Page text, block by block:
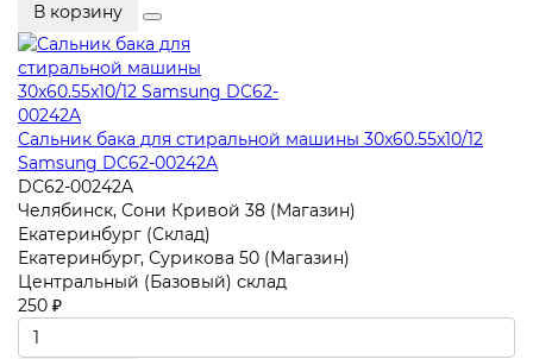
В корзину
Сальник бака для стиральной машины 30x60.55x10/12
Samsung DC62-00242A
DC62-00242A
Челябинск, Сони Кривой 38 (Магазин)
Екатеринбург (Склад)
Екатеринбург, Сурикова 50 (Магазин)
Центральный (Базовый) склад
250 ₽